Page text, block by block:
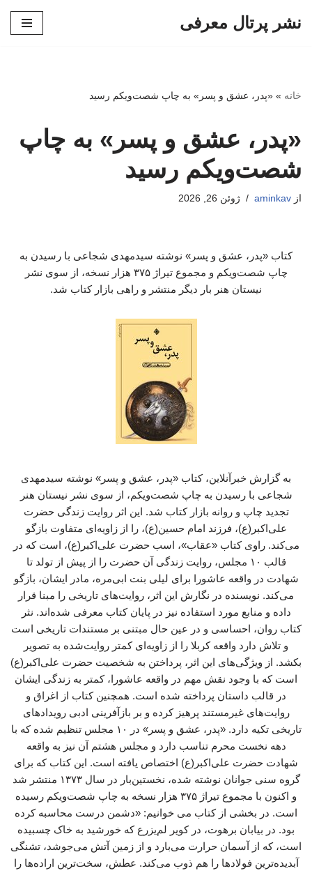
نشر پرتال معرفی
خانه » «پدر، عشق و پسر» به چاپ شصت‌ویکم رسید
«پدر، عشق و پسر» به چاپ
شصت‌ویکم رسید
از aminkav ژوئن 26, 2026
کتاب «پدر، عشق و پسر» نوشته سیدمهدی شجاعی با رسیدن به
چاپ شصت‌ویکم و مجموع تیراژ ۳۷۵ هزار نسخه، از سوی نشر
نیستان هنر بار دیگر منتشر و راهی بازار کتاب شد.
به گزارش خبرآنلاین، کتاب «پدر، عشق و پسر» نوشته سیدمهدی
شجاعی با رسیدن به چاپ شصت‌ویکم، از سوی نشر نیستان هنر
تجدید چاپ و روانه بازار کتاب شد. این اثر روایت زندگی حضرت
علی‌اکبر(ع)، فرزند امام حسین(ع)، را از زاویه‌ای متفاوت بازگو
می‌کند. راوی کتاب «عقاب»، اسب حضرت علی‌اکبر(ع)، است که در
قالب ۱۰ مجلس، روایت زندگی آن حضرت را از پیش از تولد تا
شهادت در واقعه عاشورا برای لیلی بنت ابی‌مره، مادر ایشان، بازگو
می‌کند. نویسنده در نگارش این اثر، روایت‌های تاریخی را مبنا قرار
داده و منابع مورد استفاده نیز در پایان کتاب معرفی شده‌اند. نثر
کتاب روان، احساسی و در عین حال مبتنی بر مستندات تاریخی است
و تلاش دارد واقعه کربلا را از زاویه‌ای کمتر روایت‌شده به تصویر
بکشد. از ویژگی‌های این اثر، پرداختن به شخصیت حضرت علی‌اکبر(ع)
است که با وجود نقش مهم در واقعه عاشورا، کمتر به زندگی ایشان
در قالب داستان پرداخته شده است. همچنین کتاب از اغراق و
روایت‌های غیرمستند پرهیز کرده و بر بازآفرینی ادبی رویدادهای
تاریخی تکیه دارد. «پدر، عشق و پسر» در ۱۰ مجلس تنظیم شده که با
دهه نخست محرم تناسب دارد و مجلس هشتم آن نیز به واقعه
شهادت حضرت علی‌اکبر(ع) اختصاص یافته است. این کتاب که برای
گروه سنی جوانان نوشته شده، نخستین‌بار در سال ۱۳۷۳ منتشر شد
و اکنون با مجموع تیراژ ۳۷۵ هزار نسخه به چاپ شصت‌ویکم رسیده
است. در بخشی از کتاب می خوانیم: «دشمن درست محاسبه کرده
بود. در بیابان برهوت، در کویر لم‌یزرع که خورشید به خاک چسبیده
است، که از آسمان حرارت می‌بارد و از زمین آتش می‌جوشد، تشنگی
آبدیده‌ترین فولادها را هم ذوب می‌کند. عطش، سخت‌ترین اراده‌ها را